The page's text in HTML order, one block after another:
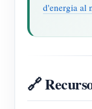
d'energia al
🔗